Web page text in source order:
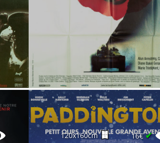
120x160cm 16€✔